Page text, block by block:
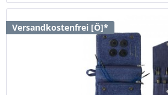
Versandkostenfrei [Ö]*